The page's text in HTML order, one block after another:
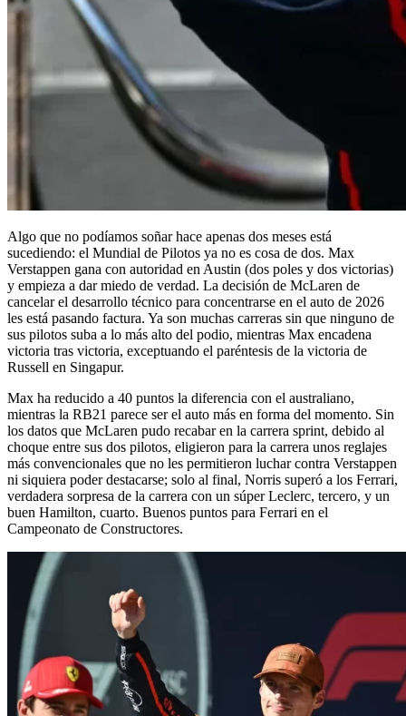
Algo que no podíamos soñar hace apenas dos meses está
sucediendo: el Mundial de Pilotos ya no es cosa de dos. Max
Verstappen gana con autoridad en Austin (dos poles y dos victorias)
y empieza a dar miedo de verdad. La decisión de McLaren de
cancelar el desarrollo técnico para concentrarse en el auto de 2026
les está pasando factura. Ya son muchas carreras sin que ninguno de
sus pilotos suba a lo más alto del podio, mientras Max encadena
victoria tras victoria, exceptuando el paréntesis de la victoria de
Russell en Singapur.
Max ha reducido a 40 puntos la diferencia con el australiano,
mientras la RB21 parece ser el auto más en forma del momento. Sin
los datos que McLaren pudo recabar en la carrera sprint, debido al
choque entre sus dos pilotos, eligieron para la carrera unos reglajes
más convencionales que no les permitieron luchar contra Verstappen
ni siquiera poder destacarse; solo al final, Norris superó a los Ferrari,
verdadera sorpresa de la carrera con un súper Leclerc, tercero, y un
buen Hamilton, cuarto. Buenos puntos para Ferrari en el
Campeonato de Constructores.